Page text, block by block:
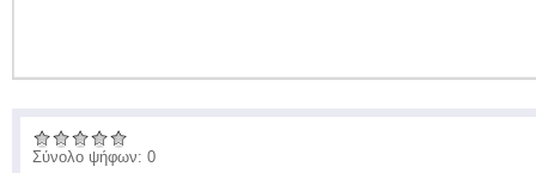
Σύνολο ψήφων: 0